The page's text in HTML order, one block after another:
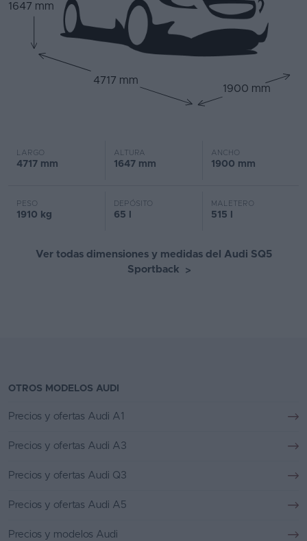
1647 mm
4717 mm
1900 mm
LARGO
4717 mm
ALTURA
1647 mm
ANCHO
1900 mm
PESO
1910 kg
DEPÓSITO
65 l
MALETERO
515 l
Ver todas dimensiones y medidas del Audi SQ5
Sportback
>
OTROS MODELOS AUDI
Precios y ofertas Audi A1
Precios y ofertas Audi A3
Precios y ofertas Audi Q3
Precios y ofertas Audi A5
Precios y modelos Audi